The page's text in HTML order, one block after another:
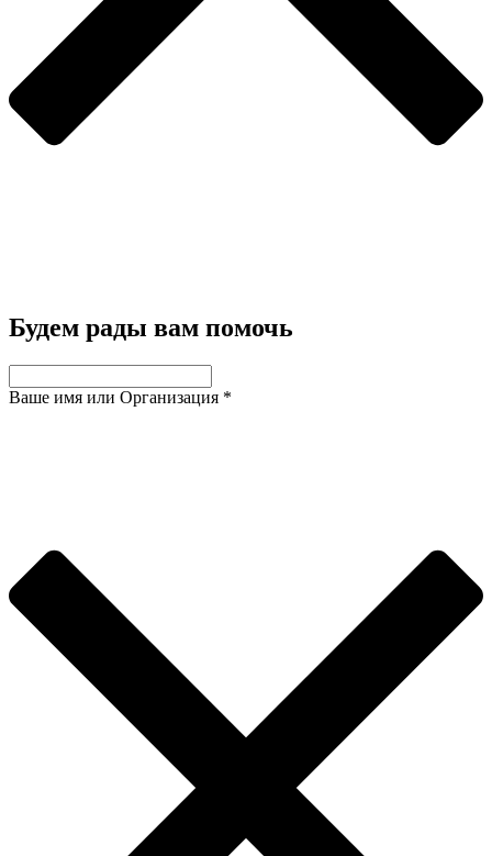
Будем рады вам помочь
Ваше имя или Организация *